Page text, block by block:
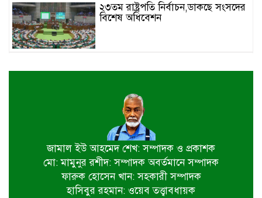
২৩তম রাষ্ট্রপতি নির্বাচন,ডাকছে সংসদের
বিশেষ অধিবেশন
প্রধানমন্ত্রী
খুলনায় বইপড়া কর্মসূচির পুরস্কার
বিতরণী অনুষ্ঠিত
‘গণমাধ্যম এখনো স্বাধীন নয়’
বাগেরহাটে ডা. শফিকুর রহমান
জামাল ইউ আহমেদ শেখ: সম্পাদক ও প্রকাশক
মো: মামুনুর রশীদ: সম্পাদক অবর্তমানে সম্পাদক
ফারুক হোসেন খান: সহকারী সম্পাদক
হাসিবুর রহমান: ওয়েব তত্ত্বাবধায়ক